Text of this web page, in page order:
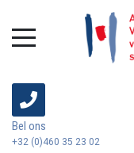
Bel ons
+32 (0)460 35 23 02